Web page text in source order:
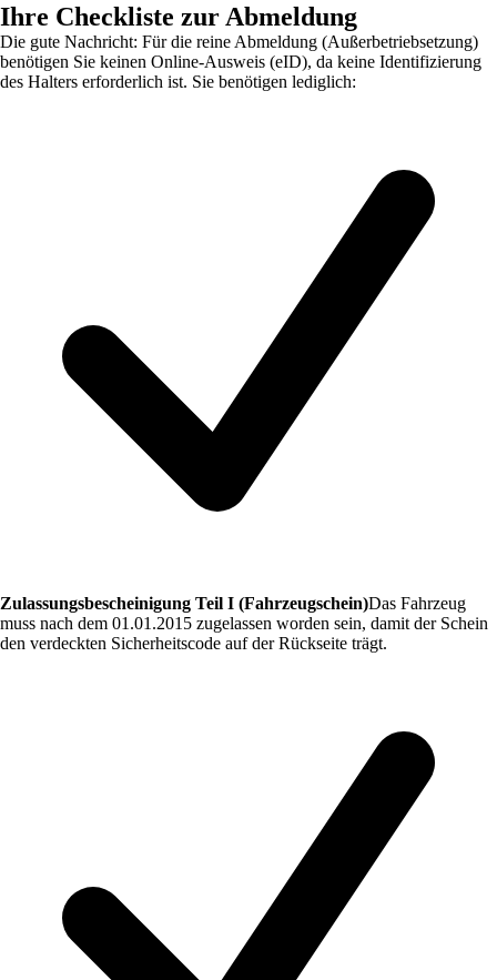
Ihre Checkliste zur Abmeldung
Die gute Nachricht: Für die reine Abmeldung (Außerbetriebsetzung)
benötigen Sie keinen Online-Ausweis (eID), da keine Identifizierung
des Halters erforderlich ist. Sie benötigen lediglich:
Zulassungsbescheinigung Teil I (Fahrzeugschein)Das Fahrzeug
muss nach dem 01.01.2015 zugelassen worden sein, damit der Schein
den verdeckten Sicherheitscode auf der Rückseite trägt.